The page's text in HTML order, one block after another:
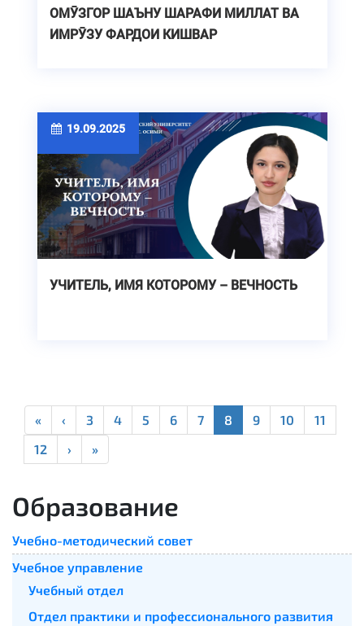
ОМӮЗГОР ШАЪНУ ШАРАФИ МИЛЛАТ ВА
ИМРӮЗУ ФАРДОИ КИШВАР
19.09.2025
УЧИТЕЛЬ, ИМЯ КОТОРОМУ – ВЕЧНОСТЬ
« ‹ 3 4 5 6 7 8 9 10
11
12
› »
Образование
Учебно-методический совет
Учебное управление
Учебный отдел
Отдел практики и профессионального развития